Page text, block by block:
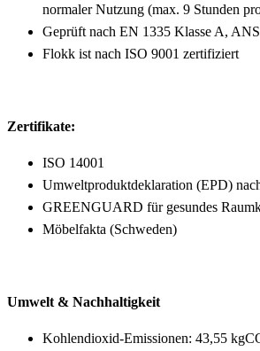
normaler Nutzung (max. 9 Stunden
Geprüft nach EN 1335 Klasse A,
Flokk ist nach ISO 9001 zertifiziert
Zertifikate:
ISO 14001
Umweltproduktdeklaration (EPD)
GREENGUARD für gesundes
Möbelfakta (Schweden)
Umwelt & Nachhaltigkeit
Kohlendioxid-Emissionen: 43,55